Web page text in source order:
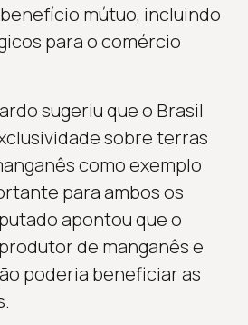
mútuo, incluindo
para o comércio
sugeriu que o Brasil
sobre terras
como exemplo
para ambos os
apontou que o
de manganês e
poderia beneficiar as